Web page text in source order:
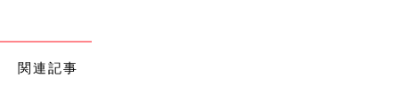
関連記事